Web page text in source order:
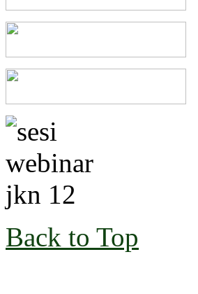
Back to Top